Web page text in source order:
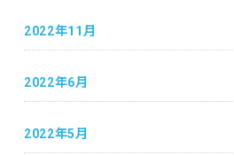
2022年11月
2022年6月
2022年5月